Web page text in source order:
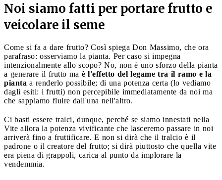
Noi siamo fatti per portare frutto e
veicolare il seme
Come si fa a dare frutto? Così spiega Don Massimo, che ora
parafraso: osserviamo la pianta. Per caso si impegna
intenzionalmente allo scopo? No, non è uno sforzo della pianta
a generare il frutto ma è l'effetto del legame tra il ramo e la
pianta a renderlo possibile; di una potenza certa (lo vediamo
dagli esiti: i frutti) non percepibile immediatamente da noi ma
che sappiamo fluire dall'una nell'altro.
Ci basti essere tralci, dunque, perché se siamo innestati nella
Vite allora la potenza vivificante che lasceremo passare in noi
arriverà fino a fruttificare. E non si dirà che il tralcio è il
padrone o il creatore del frutto; si dirà piuttosto che quella vite
era piena di grappoli, carica al punto da implorare la
vendemmia.